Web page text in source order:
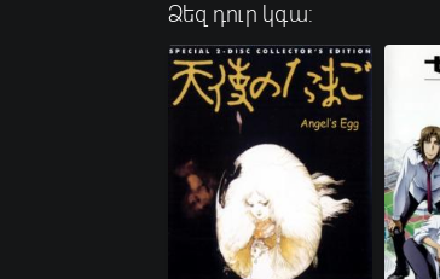
Ձեզ դուր կգա: